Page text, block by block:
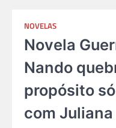
NOVELAS
Novela
Nando
propósito
com Juliana